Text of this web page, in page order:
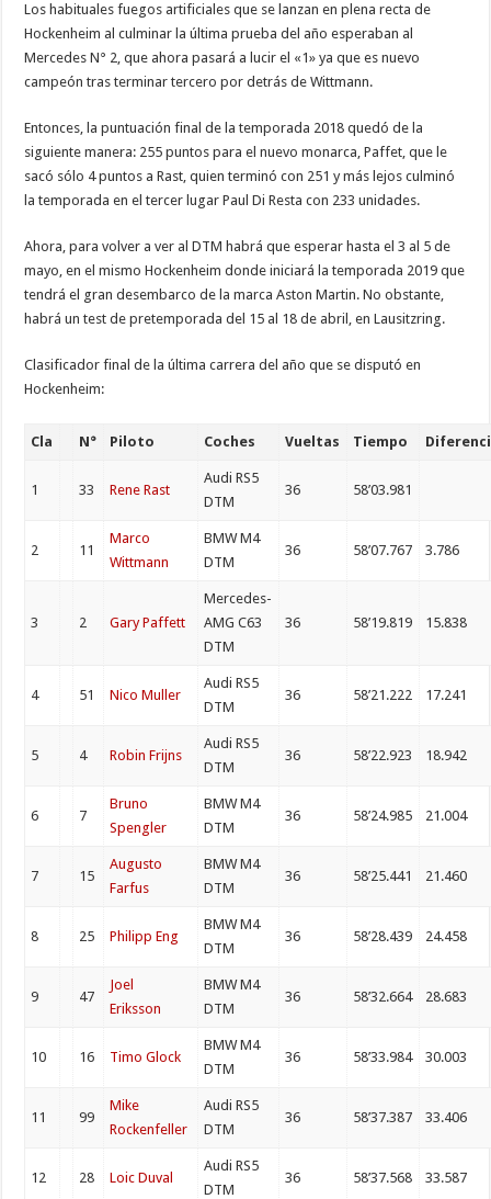
Los habituales fuegos artificiales que se lanzan en plena recta de
Hockenheim al culminar la última prueba del año esperaban al
Mercedes N° 2, que ahora pasará a lucir el «1» ya que es nuevo
campeón tras terminar tercero por detrás de Wittmann.
Entonces, la puntuación final de la temporada 2018 quedó de la
siguiente manera: 255 puntos para el nuevo monarca, Paffet, que le
sacó sólo 4 puntos a Rast, quien terminó con 251 y más lejos culminó
la temporada en el tercer lugar Paul Di Resta con 233 unidades.
Ahora, para volver a ver al DTM habrá que esperar hasta el 3 al 5 de
mayo, en el mismo Hockenheim donde iniciará la temporada 2019 que
tendrá el gran desembarco de la marca Aston Martin. No obstante,
habrá un test de pretemporada del 15 al 18 de abril, en Lausitzring.
Clasificador final de la última carrera del año que se disputó en
Hockenheim:
Cla N° Piloto Coches Vueltas Tiempo
1 33 Rene Rast
Audi RS5
DTM
36 58’03.981
2 11
Marco
Wittmann
BMW M4
DTM
36 58’07.767 3.786
3 2 Gary Paffett
Mercedes-
AMG C63
DTM
36 58’19.819 15.838
4 51 Nico Muller
Audi RS5
DTM
36 58’21.222 17.241
5 4 Robin Frijns
Audi RS5
DTM
36 58’22.923 18.942
6 7
Bruno
Spengler
BMW M4
DTM
36 58’24.985 21.004
7 15
Augusto
Farfus
BMW M4
DTM
36 58’25.441 21.460
8 25 Philipp Eng
BMW M4
DTM
36 58’28.439 24.458
9 47
Joel
Eriksson
BMW M4
DTM
36 58’32.664 28.683
10 16 Timo Glock
BMW M4
DTM
36 58’33.984 30.003
11 99
Mike
Rockenfeller
Audi RS5
DTM
36 58’37.387 33.406
12 28 Loic Duval
Audi RS5
DTM
36 58’37.568 33.587